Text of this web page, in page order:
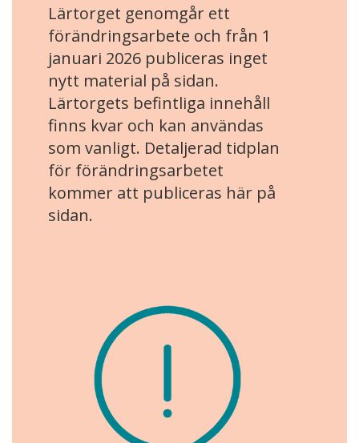
Lärtorget genomgår ett
förändringsarbete och från 1
januari 2026 publiceras inget
nytt material på sidan.
Lärtorgets befintliga innehåll
finns kvar och kan användas
som vanligt. Detaljerad tidplan
för förändringsarbetet
kommer att publiceras här på
sidan.